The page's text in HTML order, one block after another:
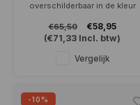
overschilderbaar in de kleur
voor een led lamp 230Volt-
PAR16/GU10
€65,50
€58,95
(€71,33 Incl. btw)
Vergelijk
-10%